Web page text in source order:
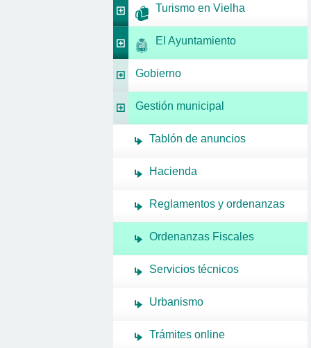
Turismo en Vielha
El Ayuntamiento
Gobierno
Gestión municipal
Tablón de anuncios
Hacienda
Reglamentos y ordenanzas
Ordenanzas Fiscales
Servicios técnicos
Urbanismo
Trámites online